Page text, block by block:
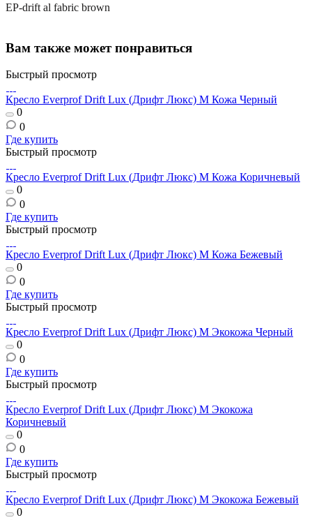
EP-drift al fabric brown
Вам также может понравиться
Быстрый просмотр
Кресло Everprof Drift Lux (Дрифт Люкс) M Кожа Черный
0
0
Где купить
Быстрый просмотр
Кресло Everprof Drift Lux (Дрифт Люкс) M Кожа Коричневый
0
0
Где купить
Быстрый просмотр
Кресло Everprof Drift Lux (Дрифт Люкс) M Кожа Бежевый
0
0
Где купить
Быстрый просмотр
Кресло Everprof Drift Lux (Дрифт Люкс) M Экокожа Черный
0
0
Где купить
Быстрый просмотр
Кресло Everprof Drift Lux (Дрифт Люкс) M Экокожа
Коричневый
0
0
Где купить
Быстрый просмотр
Кресло Everprof Drift Lux (Дрифт Люкс) M Экокожа Бежевый
0